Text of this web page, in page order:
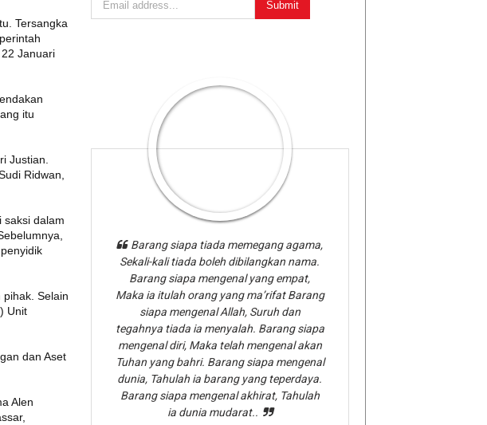
Tersangka
Januari
itu
Justian.
Ridwan,
saksi dalam
Selain
Unit
dan Aset
Alen
Barang siapa tiada memegang agama,
Sekali-kali tiada boleh dibilangkan nama.
Barang siapa mengenal yang empat,
Maka ia itulah orang yang ma’rifat Barang
siapa mengenal Allah, Suruh dan
tegahnya tiada ia menyalah. Barang siapa
mengenal diri, Maka telah mengenal akan
Tuhan yang bahri. Barang siapa mengenal
dunia, Tahulah ia barang yang teperdaya.
Barang siapa mengenal akhirat, Tahulah
ia dunia mudarat..